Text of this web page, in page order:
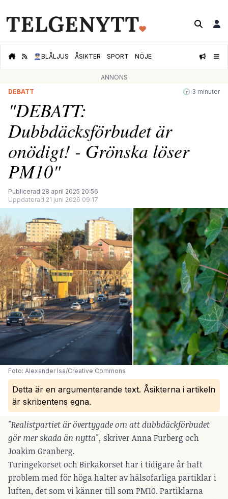
👮🏻‍♂️BLÅLJUS ÅSIKTER SPORT NÖJE
ANNONS
DEBATT
🕝 3 minuter
"DEBATT:
Dubbdäcksförbudet är
onödigt! - Grönska löser
PM10"
Publicerad 28 april 2025 20:56
Uppdaterad 21 juni 2026 09:17
Foto: Alexander Isa/Creative Commons
Detta är en argumenterande text. Åsikterna i artikeln
är skribentens egna.
"Realistpartiet är övertygade om att dubbdäckförbudet
gör mer skada än nytta", skriver Anna Furberg och
Joakim Granberg.
Turingekorset och Birkakorset har i tidigare år haft
problem med för höga halter av hälsofarliga partiklar i
luften, det som vi känner till som PM10. Partiklarna